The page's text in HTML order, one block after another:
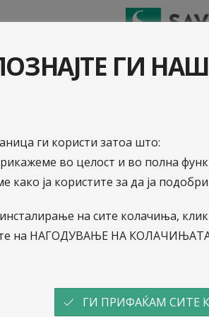
ШТЕТA
знаете кога се
на незгода?
и ви се случи
ГИ
ги користи затоа што:
во целост и во полна
како ја користите за да ја
инсталирање на сите колачиња,
на НАГОДУВАЊЕ НА
ГИ ПРИФАЌАМ СИТЕ